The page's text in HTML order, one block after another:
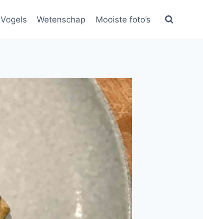
Vogels Wetenschap Mooiste foto’s